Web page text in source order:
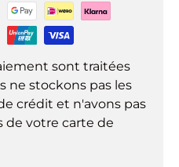
sont traitées
ne stockons pas les
crédit et n'avons pas
de votre carte de